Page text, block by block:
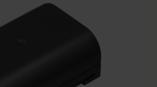
the SIGMA sd Quattro cameras